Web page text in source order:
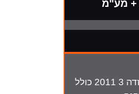
מחשב מנוע מאזדה 3 2011 כולל